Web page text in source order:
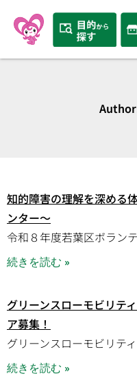
知的障害の理解を深める
ンター～
令和８年度若葉区ボラン
続きを読む »
グリーンスローモビリテ
ア募集！
グリーンスローモビリテ
続きを読む »